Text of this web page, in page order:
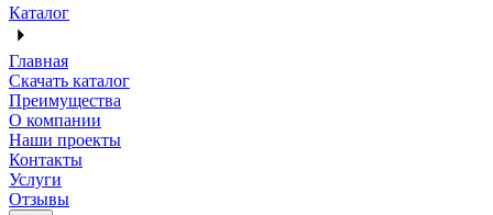
Каталог
Главная
Скачать каталог
Преимущества
О компании
Наши проекты
Контакты
Услуги
Отзывы